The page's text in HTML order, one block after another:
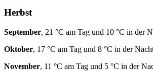
Herbst
September, 21 °C am Tag und 10 °C in der
Oktober, 17 °C am Tag und 8 °C in der
November, 11 °C am Tag und 5 °C in der